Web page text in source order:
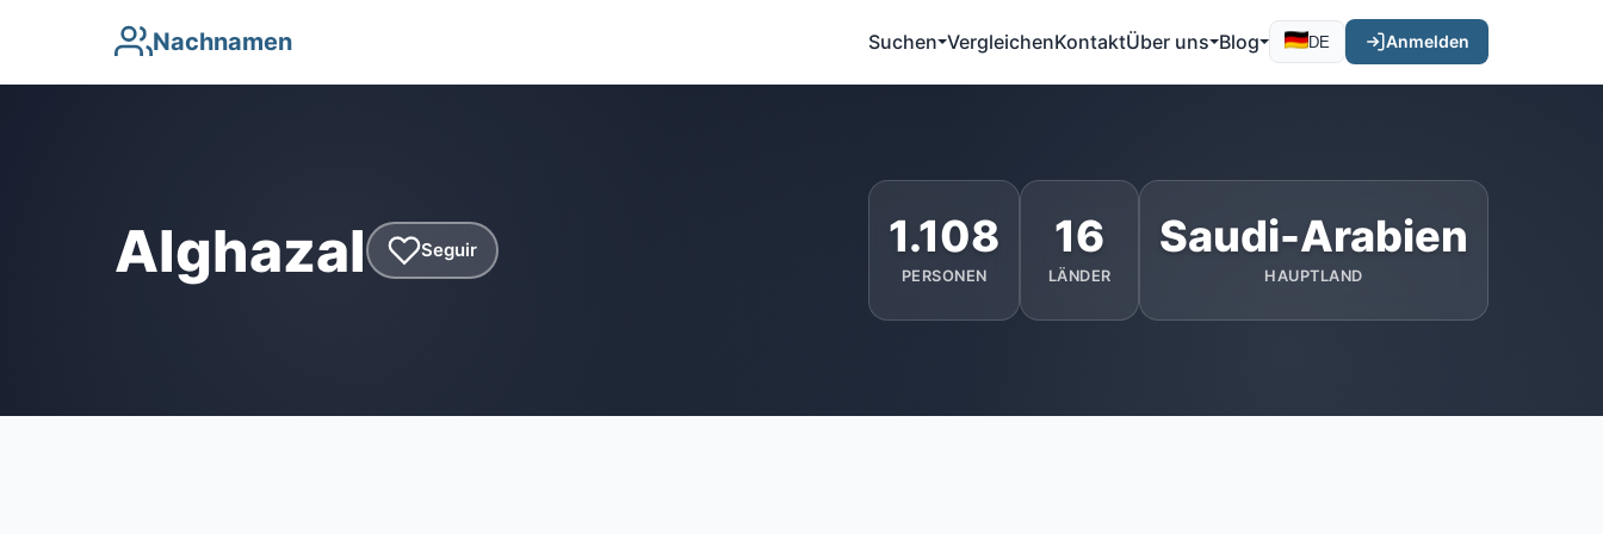
Nachnamen Suchen VergleichenKontaktÜber uns Blog DE Anmelden
Alghazal Seguir 1.108
PERSONEN
16
LÄNDER
Saudi-Arabien
HAUPTLAND